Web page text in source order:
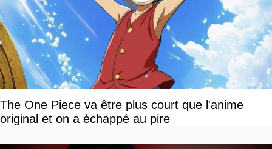
The One Piece va être plus court que l'anime
original et on a échappé au pire